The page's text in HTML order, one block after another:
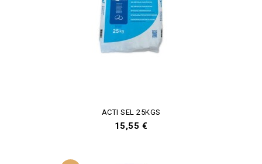
ACTI SEL 25KGS
Prix
15,55 €